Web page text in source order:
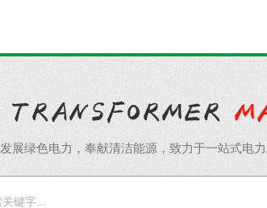
发展绿色电力，奉献清洁能源，致力于一站式电